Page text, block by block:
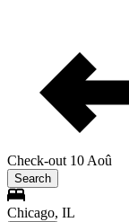
Check-out 10 Aoû
Search
Chicago, IL